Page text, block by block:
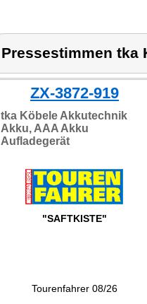
Pressestimmen tka
ZX-3872-919
tka Köbele Akkutechnik
Akku, AAA Akku
Aufladegerät
"SAFTKISTE"
Tourenfahrer 08/26